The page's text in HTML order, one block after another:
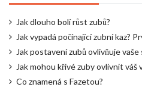
Jak dlouho bolí růst zubů?
Jak vypadá počínající zubní kaz?
Jak postavení zubů ovlivňuje
Jak mohou křivé zuby ovlivnit váš
Co znamená s Fazetou?